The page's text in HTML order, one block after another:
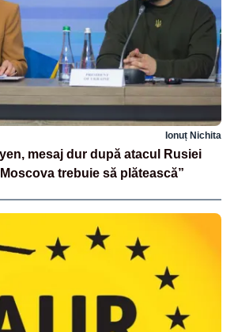
Ionuț Nichita
mesaj dur după atacul Rusiei
trebuie să plătească”